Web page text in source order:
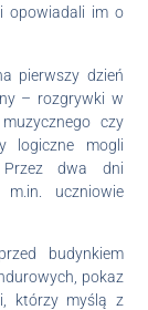
opowiadali im o
pierwszy dzień
– rozgrywki w
czy
logiczne mogli
Przez dwa dni
uczniowie
budynkiem
pokaz
którzy myślą z